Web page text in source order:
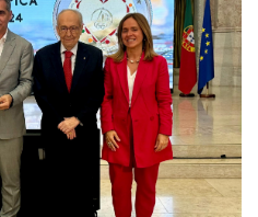
Educação
Equipa Portugal
Histórico
Olímpica
Equipa Portugal